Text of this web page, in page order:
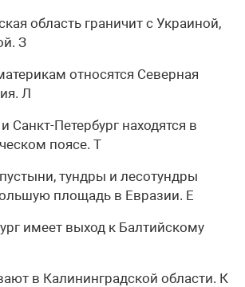
область граничит с Украиной,
З
относятся Северная
Л
Санкт-Петербург находятся в
поясе. Т
тундры и лесотундры
площадь в Евразии. Е
имеет выход к Балтийскому
в Калининградской области. К